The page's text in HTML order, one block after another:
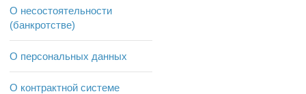
О несостоятельности
(банкротстве)
О персональных данных
О контрактной системе